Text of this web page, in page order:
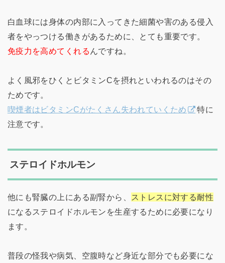
白血球には身体の内部に入ってきた細菌や害のある侵入
者をやっつける働きがあるために、とても重要です。
免疫力を高めてくれる んですね。
よく風邪をひくとビタミンCを摂れといわれるのはその
ためです。
喫煙者はビタミンCがたくさん失われていくため
特に
注意です。
ステロイドホルモン
他にも腎臓の上にある副腎から、
ストレスに対する耐性
になるステロイドホルモンを生産するために必要になり
ます。
普段の怪我や病気、空腹時など身近な部分でも必要にな